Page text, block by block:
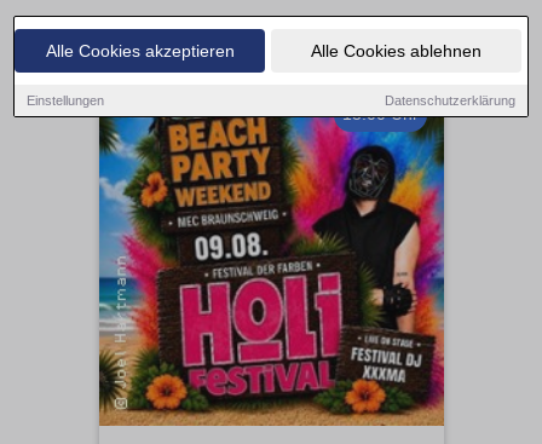
Alle Cookies akzeptieren Alle Cookies ablehnen
Einstellungen Datenschutzerklärung
13:00 Uhr